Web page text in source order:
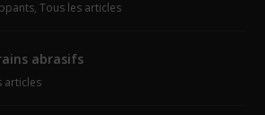
,Tous les articles
abrasifs
articles